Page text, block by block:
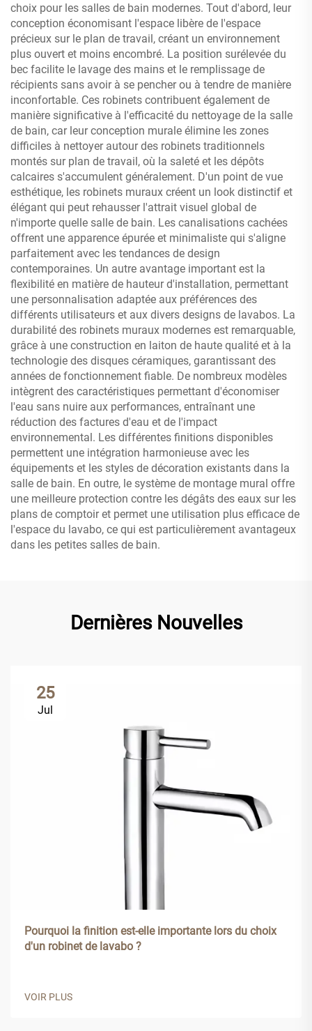
choix pour les salles de bain modernes. Tout d'abord, leur
conception économisant l'espace libère de l'espace
précieux sur le plan de travail, créant un environnement
plus ouvert et moins encombré. La position surélevée du
bec facilite le lavage des mains et le remplissage de
récipients sans avoir à se pencher ou à tendre de manière
inconfortable. Ces robinets contribuent également de
manière significative à l'efficacité du nettoyage de la salle
de bain, car leur conception murale élimine les zones
difficiles à nettoyer autour des robinets traditionnels
montés sur plan de travail, où la saleté et les dépôts
calcaires s'accumulent généralement. D'un point de vue
esthétique, les robinets muraux créent un look distinctif et
élégant qui peut rehausser l'attrait visuel global de
n'importe quelle salle de bain. Les canalisations cachées
offrent une apparence épurée et minimaliste qui s'aligne
parfaitement avec les tendances de design
contemporaines. Un autre avantage important est la
flexibilité en matière de hauteur d'installation, permettant
une personnalisation adaptée aux préférences des
différents utilisateurs et aux divers designs de lavabos. La
durabilité des robinets muraux modernes est remarquable,
grâce à une construction en laiton de haute qualité et à la
technologie des disques céramiques, garantissant des
années de fonctionnement fiable. De nombreux modèles
intègrent des caractéristiques permettant d'économiser
l'eau sans nuire aux performances, entraînant une
réduction des factures d'eau et de l'impact
environnemental. Les différentes finitions disponibles
permettent une intégration harmonieuse avec les
équipements et les styles de décoration existants dans la
salle de bain. En outre, le système de montage mural offre
une meilleure protection contre les dégâts des eaux sur les
plans de comptoir et permet une utilisation plus efficace de
l'espace du lavabo, ce qui est particulièrement avantageux
dans les petites salles de bain.
Dernières Nouvelles
25
Jul
Pourquoi la finition est-elle importante lors du choix
d'un robinet de lavabo ?
VOIR PLUS